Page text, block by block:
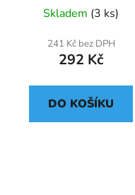
Skladem (3 ks)
241 Kč bez DPH
292 Kč
DO KOŠÍKU